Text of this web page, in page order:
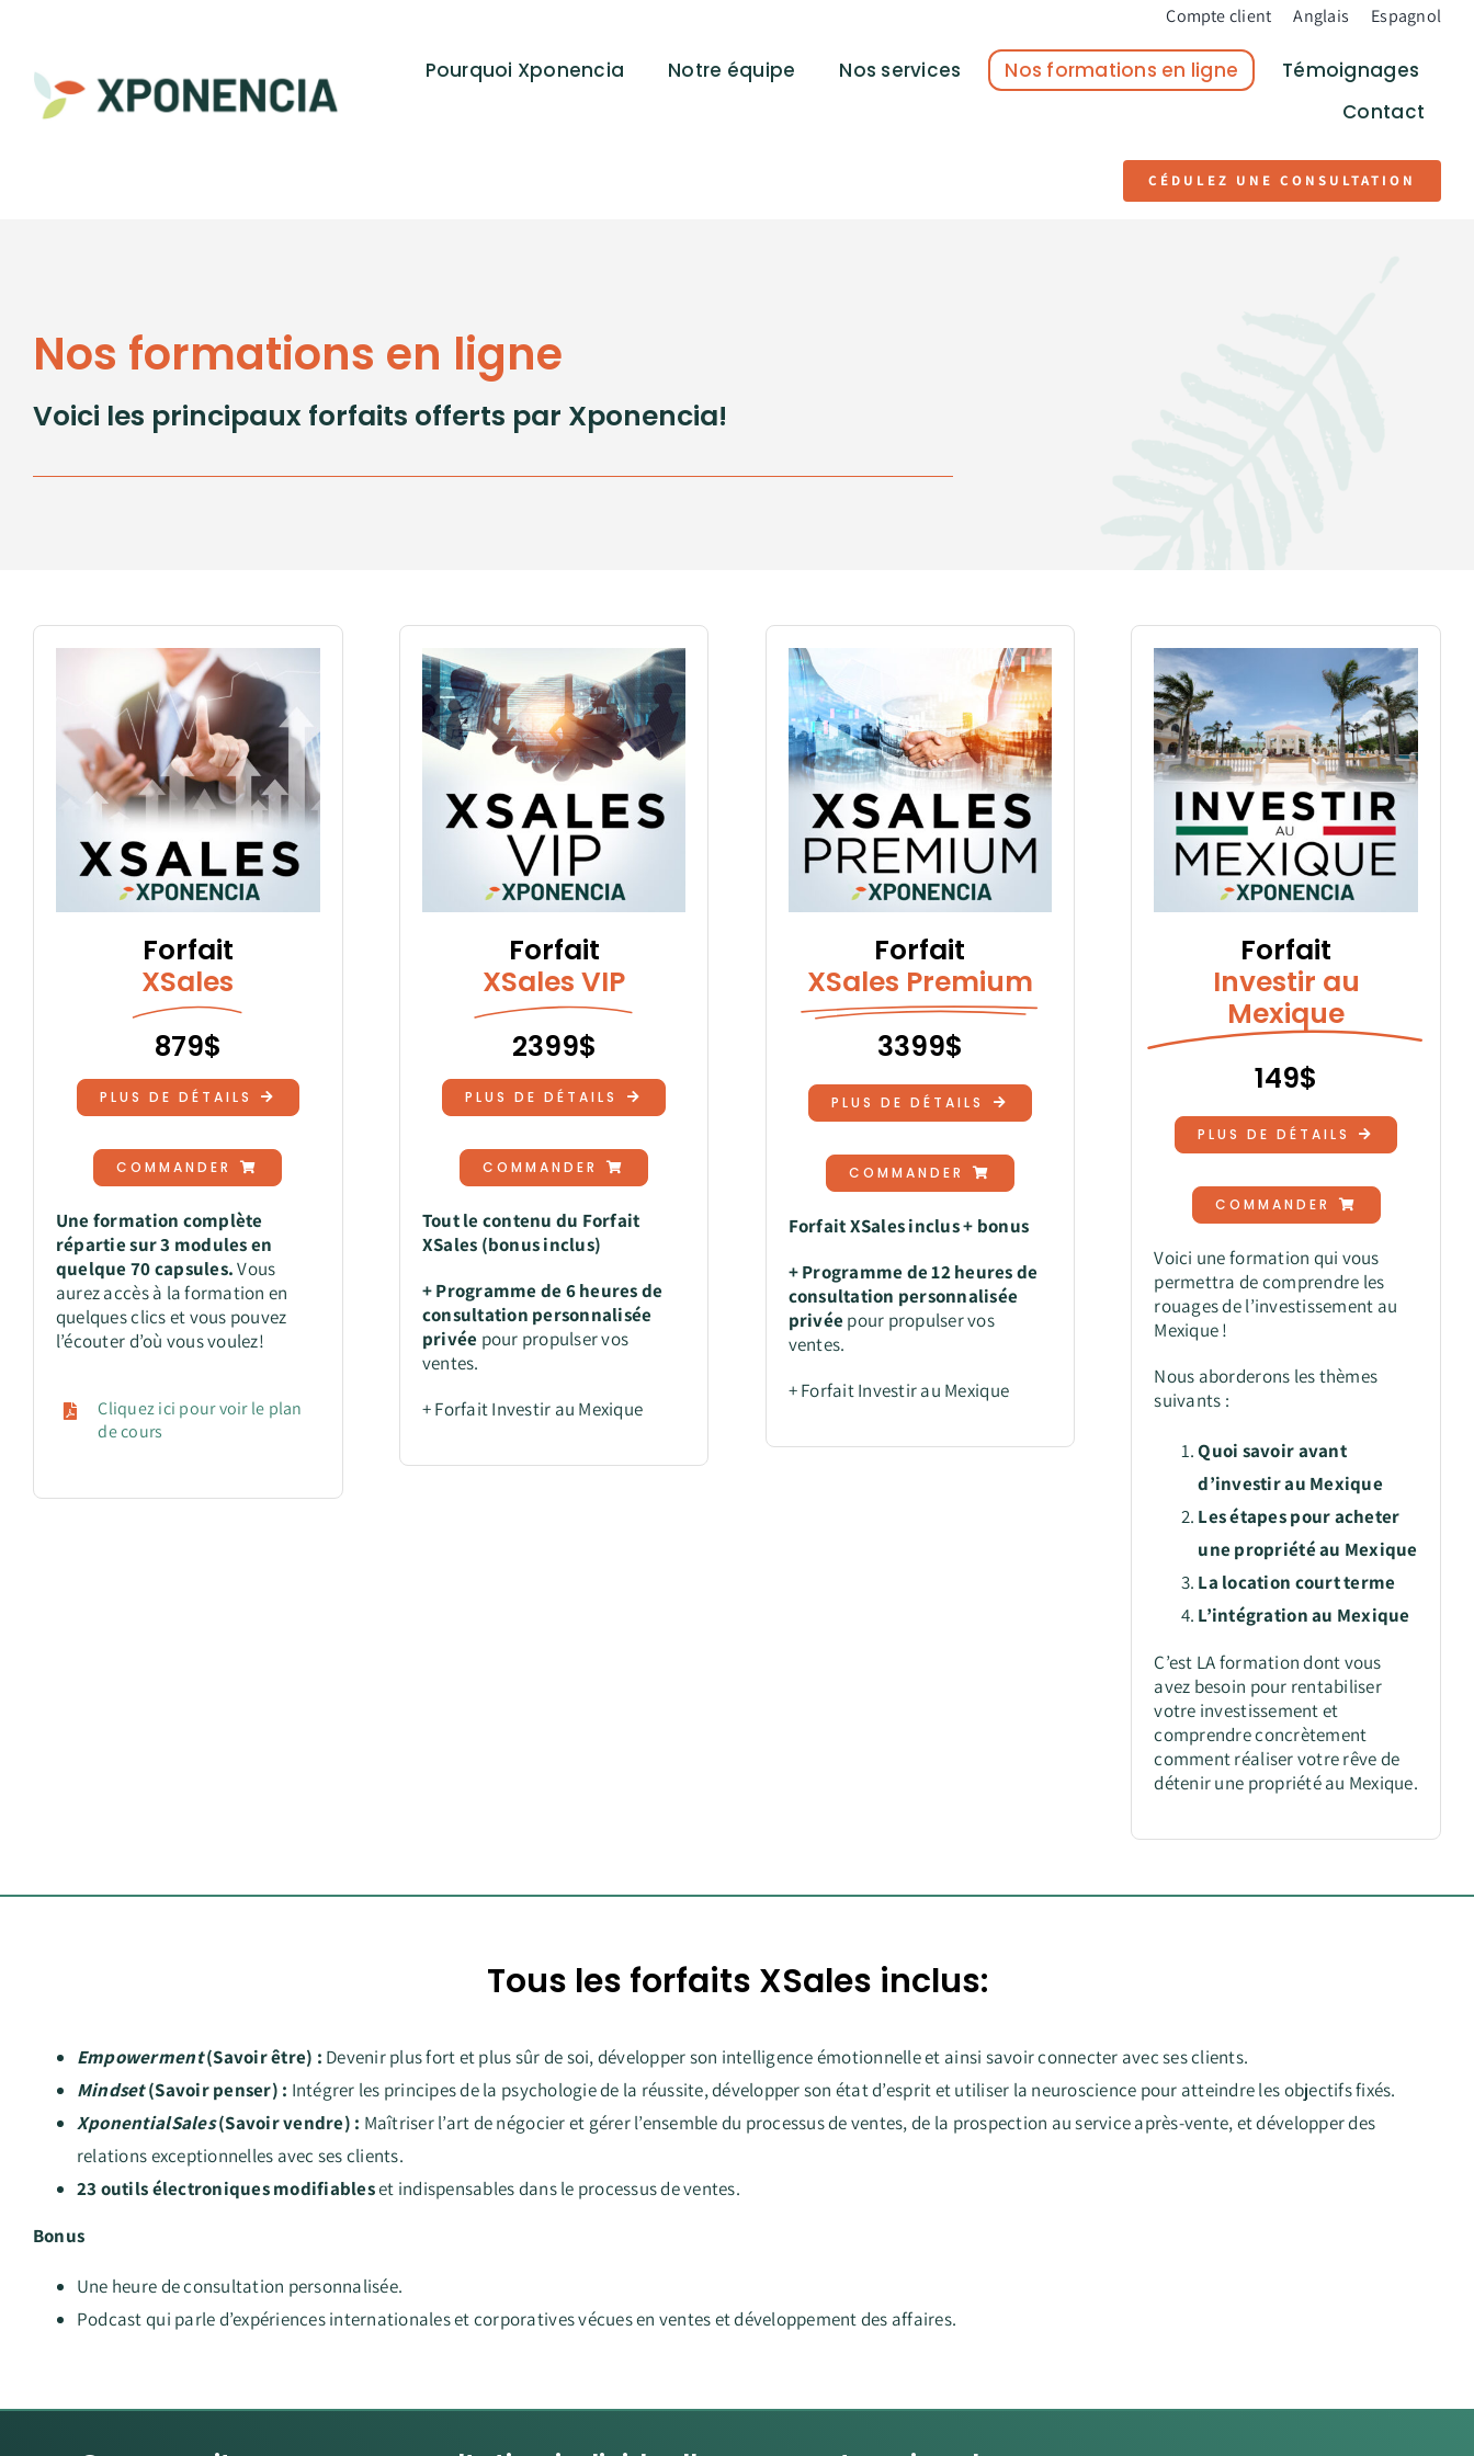
contenu
Compte client Anglais Espagnol
Pourquoi Xponencia Notre équipe Nos services Nos formations en ligne
Témoignages
Contact
CÉDULEZ UNE CONSULTATION
Nos formations en ligne
Voici les principaux forfaits offerts par Xponencia!
Forfait
XSales
879$
PLUS DE DÉTAILS
COMMANDER
Une formation complète
répartie sur 3 modules en
quelque 70 capsules.Vous
aurez accès à la formation en
quelques clics et vous pouvez
l’écouter d’où vous voulez!
Cliquez ici pour voir le plan
de cours
Forfait
XSales VIP
2399$
PLUS DE DÉTAILS
COMMANDER
Tout le contenu du Forfait
XSales (bonus inclus)
+Programme de 6 heuresde
consultation personnalisée
privée pour propulser vos
ventes.
+ Forfait Investir au Mexique
Forfait
XSales Premium
3399$
PLUS DE DÉTAILS
COMMANDER
Forfait XSales inclus + bonus
+ Programme de 12 heuresde
consultation personnalisée
privéepour propulser vos
ventes.
+ Forfait Investir au Mexique
Forfait
Investir au
Mexique
149$
PLUS DE DÉTAILS
COMMANDER
Voici une formation qui vous
permettra de comprendre les
rouages de l’investissement au
Mexique !
Nous aborderons les thèmes
suivants :
Quoi savoir avant
d’investir au Mexique
Les étapes pour acheter
une propriété au Mexique
La location court terme
L’intégration au Mexique
C’est LA formation dont vous
avez besoin pour rentabiliser
votre investissement et
comprendre concrètement
comment réaliser votre rêve de
détenir une propriété au Mexique.
Tous les forfaits XSales inclus:
Empowerment(Savoir être) : Devenir plus fort et plus sûr de soi, développer son intelligence émotionnelle et ainsi savoir connecter avec ses clients.
Mindset(Savoir penser) : Intégrer les principes de la psychologie de la réussite, développer son état d’esprit et utiliser la neuroscience pour atteindre les objectifs fixés.
XponentialSales(Savoir vendre) : Maîtriser l’art de négocier et gérer l’ensemble du processus de ventes, de la prospection au service après-vente, et développer des
relations exceptionnelles avec ses clients.
23 outils électroniques modifiableset indispensables dans le processus de ventes.
Bonus
Une heure de consultation personnalisée.
Podcast qui parle d’expériences internationales et corporatives vécues en ventes et développement des affaires.